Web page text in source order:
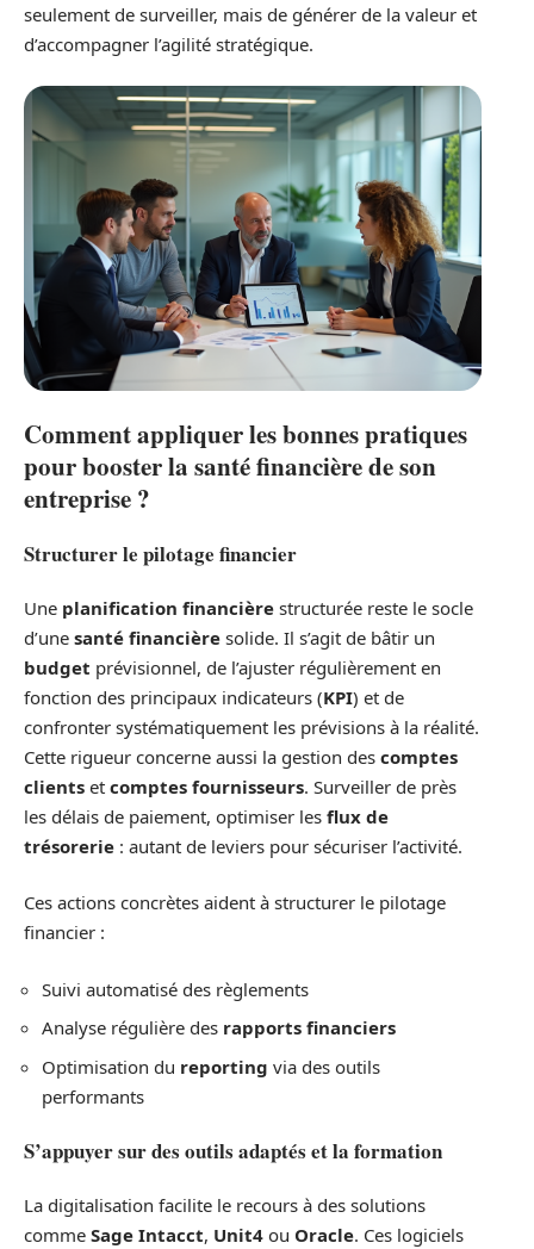
seulement de surveiller, mais de générer de la valeur et
d’accompagner l’agilité stratégique.
Comment appliquer les bonnes pratiques
pour booster la santé financière de son
entreprise ?
Structurer le pilotage financier
Une planification financière structurée reste le socle
d’une santé financière solide. Il s’agit de bâtir un
budget prévisionnel, de l’ajuster régulièrement en
fonction des principaux indicateurs (KPI) et de
confronter systématiquement les prévisions à la réalité.
Cette rigueur concerne aussi la gestion des comptes
clients et comptes fournisseurs. Surveiller de près
les délais de paiement, optimiser les flux de
trésorerie : autant de leviers pour sécuriser l’activité.
Ces actions concrètes aident à structurer le pilotage
financier :
Suivi automatisé des règlements
Analyse régulière des rapports financiers
Optimisation du reporting via des outils
performants
S’appuyer sur des outils adaptés et la formation
La digitalisation facilite le recours à des solutions
comme Sage Intacct, Unit4 ou Oracle. Ces logiciels